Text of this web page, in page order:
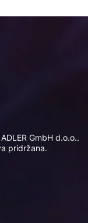
GmbH d.o.o..
pridržana.